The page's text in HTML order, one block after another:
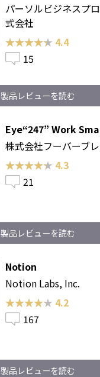
パーソルビジネスプ
式会社
★★★★★
★★★★★ 4.4
15
製品レビューを読む
Eye“247” Work
株式会社フーバーブ
★★★★★
★★★★★ 4.3
21
製品レビューを読む
Notion
Notion Labs, Inc.
★★★★★
★★★★★ 4.2
167
製品レビューを読む